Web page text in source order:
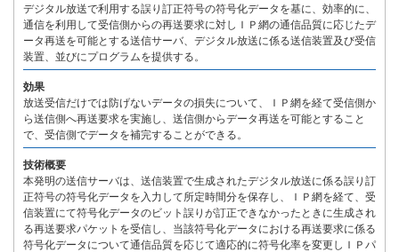
デジタル放送で利用する誤り訂正符号の符号化データを基に、効率的に、
通信を利用して受信側からの再送要求に対しＩＰ網の通信品質に応じたデ
ータ再送を可能とする送信サーバ、デジタル放送に係る送信装置及び受信
装置、並びにプログラムを提供する。
効果
放送受信だけでは防げないデータの損失について、ＩＰ網を経て受信側か
ら送信側へ再送要求を実施し、送信側からデータ再送を可能とすること
で、受信側でデータを補完することができる。
技術概要
本発明の送信サーバは、送信装置で生成されたデジタル放送に係る誤り訂
正符号の符号化データを入力して所定時間分を保存し、ＩＰ網を経て、受
信装置にて符号化データのビット誤りが訂正できなかったときに生成され
る再送要求パケットを受信し、当該符号化データにおける再送要求に係る
符号化データについて通信品質を応じて適応的に符号化率を変更しＩＰパ